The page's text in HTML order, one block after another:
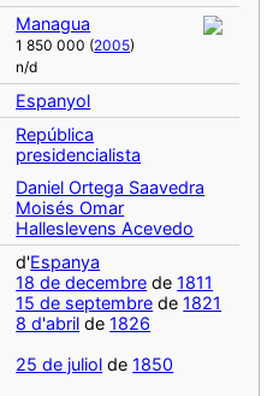
Managua
1 850 000 (2005)
n/d
Espanyol
República
presidencialista
Daniel Ortega Saavedra
Moisés Omar
Halleslevens Acevedo
d'Espanya
18 de decembre de1811
15 de septembre de1821
8 d'abril de1826
25 de juliol de1850